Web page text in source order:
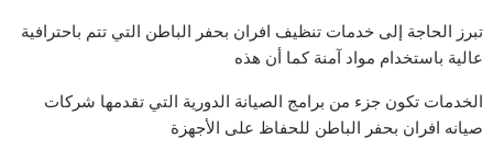
تبرز الحاجة إلى خدمات تنظيف افران بحفر الباطن التي تتم باحترافية
عالية باستخدام مواد آمنة كما أن هذه
الخدمات تكون جزء من برامج الصيانة الدورية التي تقدمها شركات
صيانه افران بحفر الباطن للحفاظ على الأجهزة